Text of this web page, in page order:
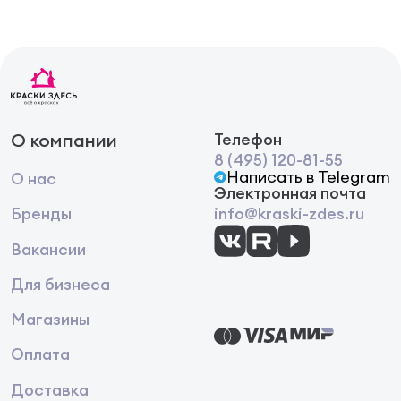
О компании
О нас
Бренды
Вакансии
Для бизнеса
Магазины
Оплата
Доставка
Телефон
8 (495) 120-81-55
Написать в Telegram
Электронная почта
info@kraski-zdes.ru